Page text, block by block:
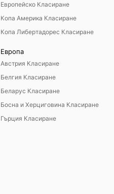
Европейско Класиране
Копа Америка Класиране
Копа Либертадорес Класиране
Европа
Австрия Класиране
Белгия Класиране
Беларус Класиране
Босна и Херциговина Класиране
Гърция Класиране